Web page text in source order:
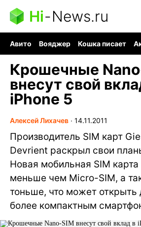
Hi-News.ru
Авито Вояджер Кошка писает
Крошечные
внесут свой
iPhone 5
Алексей Лихачев ∙ 14.11.2011
Производитель SIM карт
Devrient раскрыл свои
Новая мобильная SIM карта
меньше чем Micro-SIM, а
тоньше, что может
более компактным